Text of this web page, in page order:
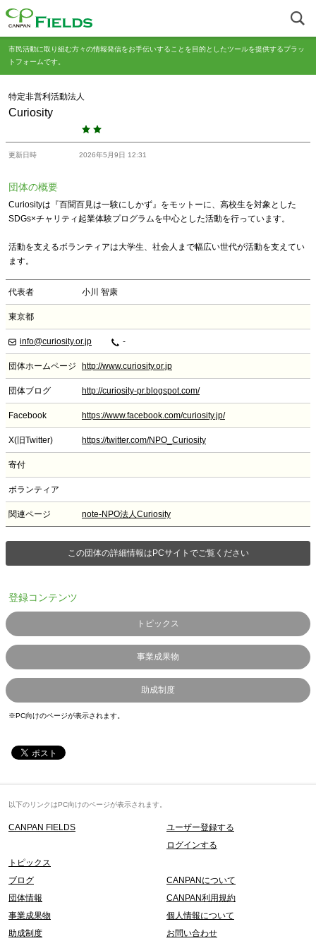
市民活動に取り組む方々の情報発信をお手伝いすることを目的としたツールを提供するプラッ
トフォームです。
特定非営利活動法人
Curiosity
更新日時 2026年5月9日 12:31
団体の概要
Curiosityは『百聞百見は一験にしかず』をモットーに、高校生を対象とした
SDGs×チャリティ起業体験プログラムを中心とした活動を行っています。
活動を支えるボランティアは大学生、社会人まで幅広い世代が活動を支えてい
ます。
代表者 小川 智康
東京都
info@curiosity.or.jp -
団体ホームページ http://www.curiosity.or.jp
団体ブログ http://curiosity-pr.blogspot.com/
Facebook https://www.facebook.com/curiosity.jp/
X(旧Twitter) https://twitter.com/NPO_Curiosity
寄付
ボランティア
関連ページ note-NPO法人Curiosity
この団体の詳細情報はPCサイトでご覧ください
登録コンテンツ
トピックス
事業成果物
助成制度
※PC向けのページが表示されます。
以下のリンクはPC向けのページが表示されます。
CANPAN FIELDS
ユーザー登録する
ログインする
トピックス
ブログ
団体情報
事業成果物
助成制度
CANPANについて
CANPAN利用規約
個人情報について
お問い合わせ